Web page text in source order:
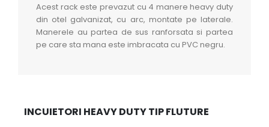
Acest rack este prevazut cu 4 manere heavy duty
din otel galvanizat, cu arc, montate pe laterale.
Manerele au partea de sus ranforsata si partea
pe care sta mana este imbracata cu PVC negru.
INCUIETORI HEAVY DUTY TIP FLUTURE